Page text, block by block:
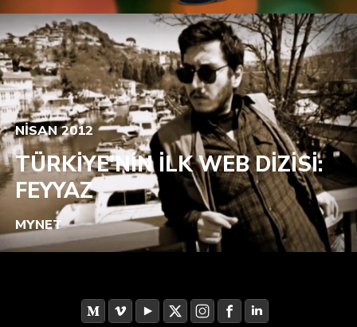
NİSAN 2012
TÜRKİYE'NİN İLK WEB DİZİSİ:
FEYYAZ
MYNET